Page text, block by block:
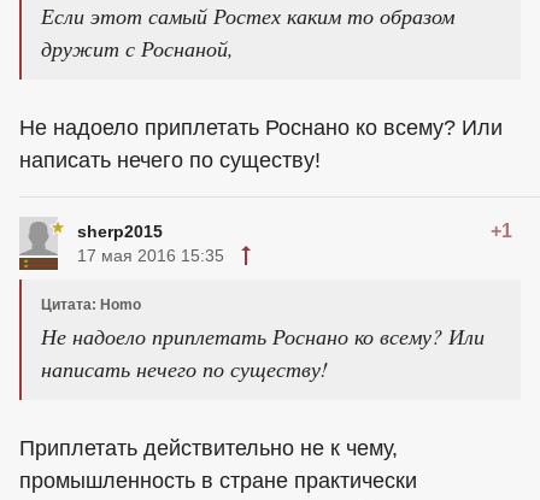
Если этот самый Ростех каким то образом
дружит с Роснаной,
Не надоело приплетать Роснано ко всему? Или
написать нечего по существу!
sherp2015 +1
17 мая 2016 15:35
Цитата: Homo
Не надоело приплетать Роснано ко всему? Или
написать нечего по существу!
Приплетать действительно не к чему,
промышленность в стране практически